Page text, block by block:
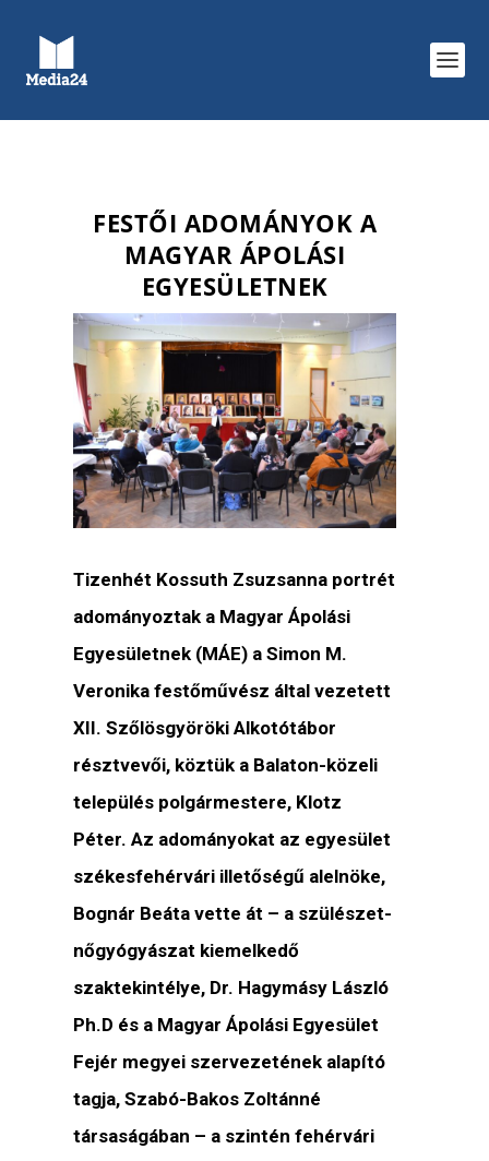
FESTŐI ADOMÁNYOK A
MAGYAR ÁPOLÁSI
EGYESÜLETNEK
Tizenhét Kossuth Zsuzsanna portrét
adományoztak a Magyar Ápolási
Egyesületnek (MÁE) a Simon M.
Veronika festőművész által vezetett
XII. Szőlösgyöröki Alkotótábor
résztvevői, köztük a Balaton-közeli
település polgármestere, Klotz
Péter. Az adományokat az egyesület
székesfehérvári illetőségű alelnöke,
Bognár Beáta vette át – a szülészet-
nőgyógyászat kiemelkedő
szaktekintélye, Dr. Hagymásy László
Ph.D és a Magyar Ápolási Egyesület
Fejér megyei szervezetének alapító
tagja, Szabó-Bakos Zoltánné
társaságában – a szintén fehérvári